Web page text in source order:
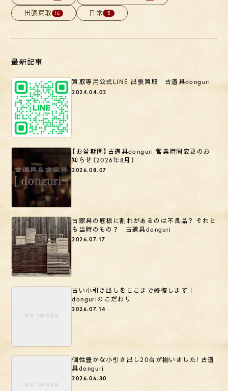
出張買取 16 日常 5
最新記事
買取専用公式LINE 出張買取 古道具donguri
2024.04.02
【お盆期間】古道具donguri 営業時間変更のお
知らせ（2026年8月）
2026.08.07
古家具の底板に割れがあるのは不良品？ それと
も当時のもの？ 古道具donguri
2026.07.17
古い小引き出しをここまで修復します｜
donguriのこだわり
2026.07.14
個性豊かな小引き出し20台が揃いました! 古道
具donguri
2026.06.30